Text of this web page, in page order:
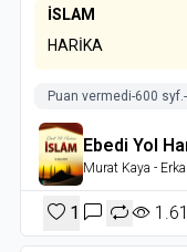
İSLAM
HARİKA
Puan vermedi-600 syf.-
Ebedi Yol
Murat Kaya -
1